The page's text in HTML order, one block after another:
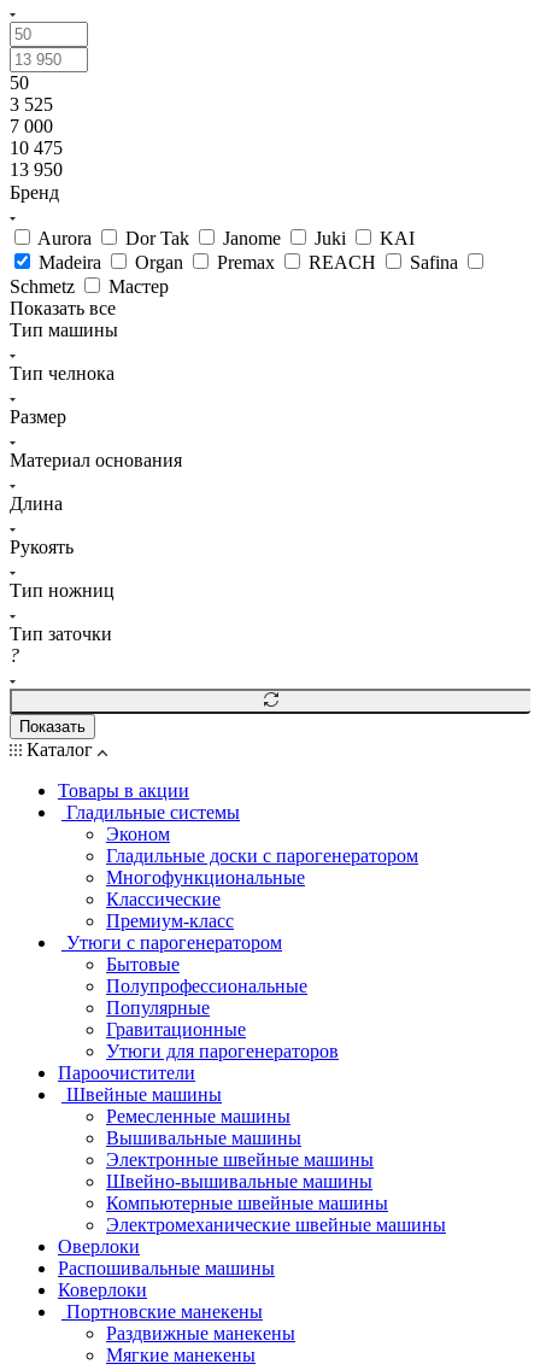
50
3 525
7 000
10 475
13 950
Бренд
Aurora Dor Tak Janome Juki
KAI
Madeira
Organ Premax REACH
Safina
Schmetz
Мастер
Показать все
Тип машины
Тип челнока
Размер
Материал основания
Длина
Рукоять
Тип ножниц
Тип заточки
?
Показать
Каталог
Товары в акции
Гладильные системы
Эконом
Гладильные доски с парогенератором
Многофункциональные
Классические
Премиум-класс
Утюги с парогенератором
Бытовые
Полупрофессиональные
Популярные
Гравитационные
Утюги для парогенераторов
Пароочистители
Швейные машины
Ремесленные машины
Вышивальные машины
Электронные швейные машины
Швейно-вышивальные машины
Компьютерные швейные машины
Электромеханические швейные машины
Оверлоки
Распошивальные машины
Коверлоки
Портновские манекены
Раздвижные манекены
Мягкие манекены